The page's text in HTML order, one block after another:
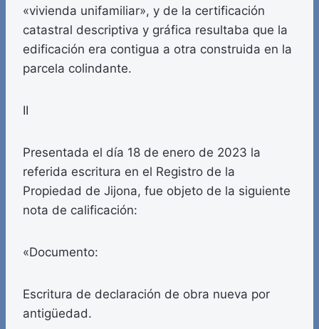
«vivienda unifamiliar», y de la certificación
catastral descriptiva y gráfica resultaba que la
edificación era contigua a otra construida en la
parcela colindante.
II
Presentada el día 18 de enero de 2023 la
referida escritura en el Registro de la
Propiedad de Jijona, fue objeto de la siguiente
nota de calificación:
«Documento:
Escritura de declaración de obra nueva por
antigüedad.